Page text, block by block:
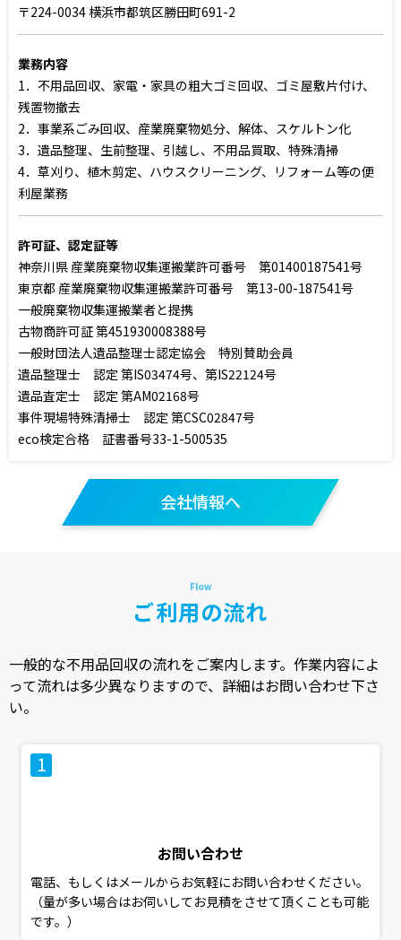
〒224-0034 横浜市都筑区勝田町691-2
業務内容
1．不用品回収、家電・家具の粗大ゴミ回収、ゴミ屋敷片付け、
残置物撤去
2．事業系ごみ回収、産業廃棄物処分、解体、スケルトン化
3．遺品整理、生前整理、引越し、不用品買取、特殊清掃
4．草刈り、植木剪定、ハウスクリーニング、リフォーム等の便
利屋業務
許可証、認定証等
神奈川県 産業廃棄物収集運搬業許可番号 第01400187541号
東京都 産業廃棄物収集運搬業許可番号 第13-00-187541号
一般廃棄物収集運搬業者と提携
古物商許可証 第451930008388号
一般財団法人遺品整理士認定協会 特別賛助会員
遺品整理士 認定 第IS03474号、第IS22124号
遺品査定士 認定 第AM02168号
事件現場特殊清掃士 認定 第CSC02847号
eco検定合格 証書番号33-1-500535
会社情報へ
ご利用の流れ
一般的な不用品回収の流れをご案内します。作業内容によ
って流れは多少異なりますので、詳細はお問い合わせ下さ
い。
お問い合わせ
電話、もしくはメールからお気軽にお問い合わせください。
（量が多い場合はお伺いしてお見積をさせて頂くことも可能
です。）